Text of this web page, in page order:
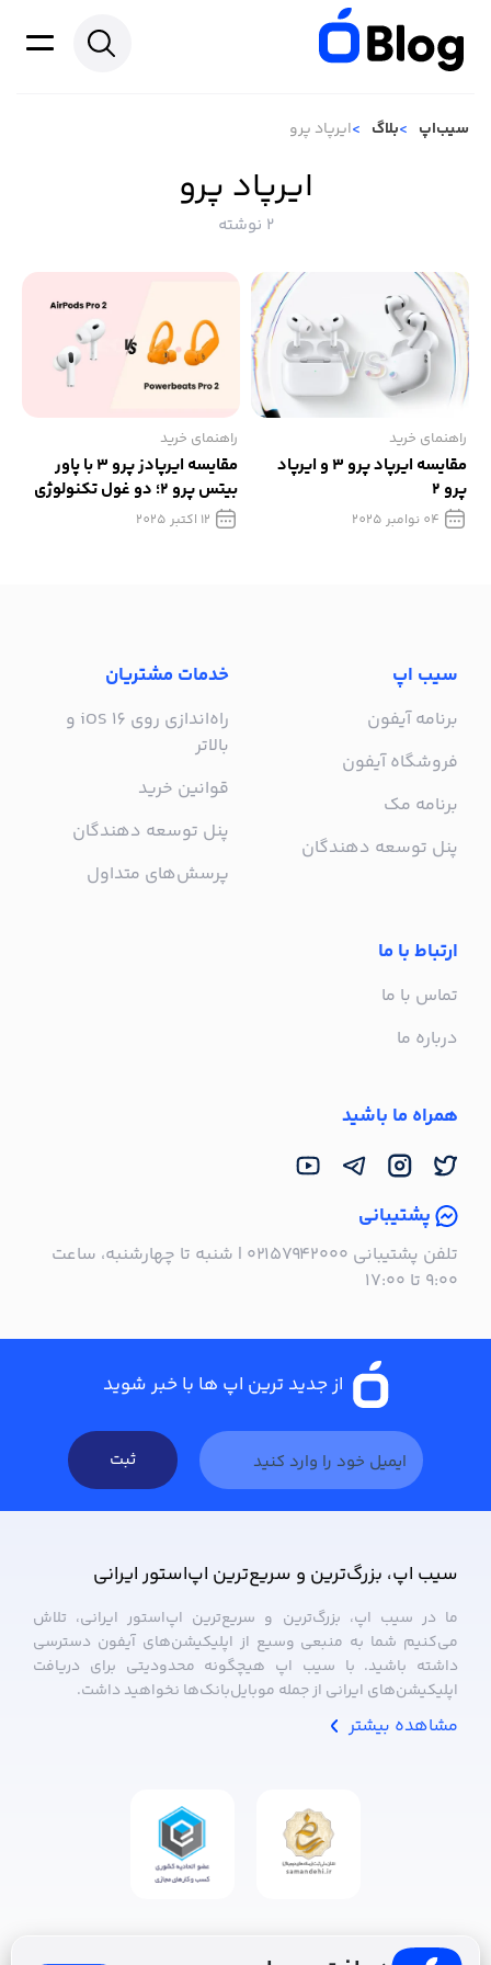
سیب‌اپ بلاگ ایرپاد پرو
ایرپاد پرو
2 نوشته
راهنمای خرید
مقایسه ایرپاد پرو 3 و ایرپاد
پرو ۲
04 نوامبر 2025
راهنمای خرید
مقایسه ایرپادز پرو 3 با پاور
بیتس پرو ۲؛ دو غول تکنولوژی
صدا 12 اکتبر 2025
سیب اپ
برنامه آیفون
فروشگاه آیفون
برنامه مک
پنل توسعه دهندگان
خدمات مشتریان
راه‌اندازی روی iOS 16 و
بالاتر
قوانین خرید
پنل توسعه دهندگان
پرسش‌های متداول
ارتباط با ما
تماس با ما
درباره ما
همراه ما باشید
پشتیبانی
تلفن پشتیبانی ۰۲۱۵۷۹۴۲۰۰۰ | شنبه تا چهارشنبه، ساعت
۹:۰۰ تا ۱۷:۰۰
از جدید ترین اپ ها با خبر شوید
ثبت
سیب ‌اپ، بزرگ‌ترین و سریع‌ترین اپ‌استور ایرانی
ما در سیب ‌اپ، بزرگ‌ترین و سریع‌ترین اپ‌استور ایرانی، تلاش
می‌کنیم شما به منبعی وسیع از اپلیکیشن‌های آیفون دسترسی
داشته باشید. با سیب ‌اپ هیچگونه محدودیتی برای دریافت
اپلیکیشن‌های ایرانی از جمله موبایل‌بانک‌ها نخواهید داشت.
مشاهده بیشتر